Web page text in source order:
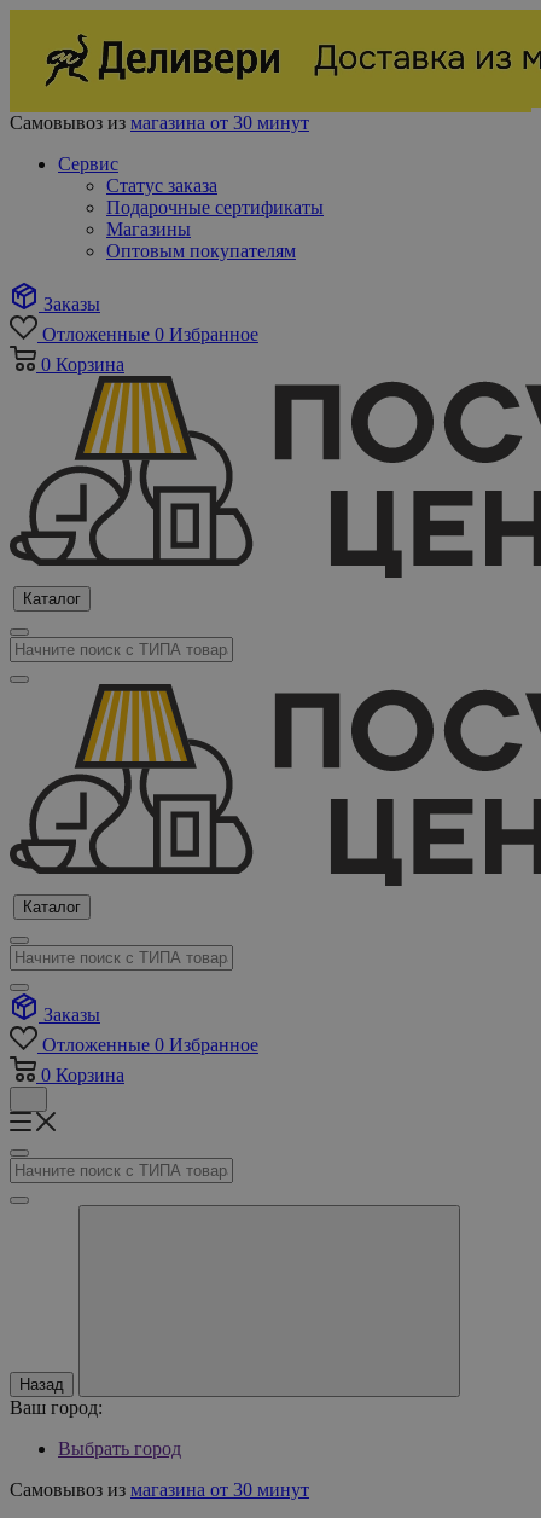
Самовывоз из магазина от 30 минут
Сервис
Статус заказа
Подарочные сертификаты
Магазины
Оптовым покупателям
Заказы
Отложенные 0 Избранное
0 Корзина
Каталог
Каталог
Заказы
Отложенные 0 Избранное
0 Корзина
Назад
Ваш город:
Выбрать город
Самовывоз из магазина от 30 минут